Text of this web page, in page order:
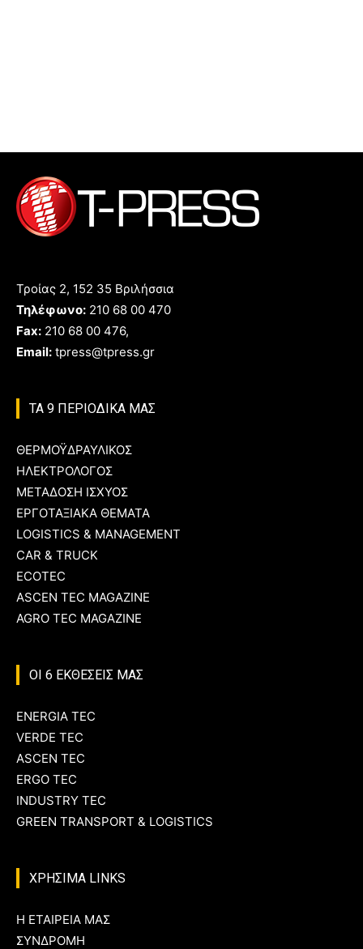
Τροίας 2, 152 35 Βριλήσσια
Τηλέφωνο: 210 68 00 470
Fax: 210 68 00 476,
Email: tpress@tpress.gr
ΤΑ 9 ΠΕΡΙΟΔΙΚΑ ΜΑΣ
ΘΕΡΜΟΫΔΡΑΥΛΙΚΟΣ
ΗΛΕΚΤΡΟΛΟΓΟΣ
ΜΕΤΑΔΟΣΗ ΙΣΧΥΟΣ
ΕΡΓΟΤΑΞΙΑΚΑ ΘΕΜΑΤΑ
LOGISTICS & MANAGEMENT
CAR & TRUCK
ECOTEC
ASCEN TEC MAGAZINE
AGRO TEC MAGAZINE
ΟΙ 6 ΕΚΘΕΣΕΙΣ ΜΑΣ
ENERGIA TEC
VERDE TEC
ASCEN TEC
ERGO TEC
INDUSTRY TEC
GREEN TRANSPORT & LOGISTICS
ΧΡΗΣΙΜΑ LINKS
Η ΕΤΑΙΡΕΙΑ ΜΑΣ
ΣΥΝΔΡΟΜΗ